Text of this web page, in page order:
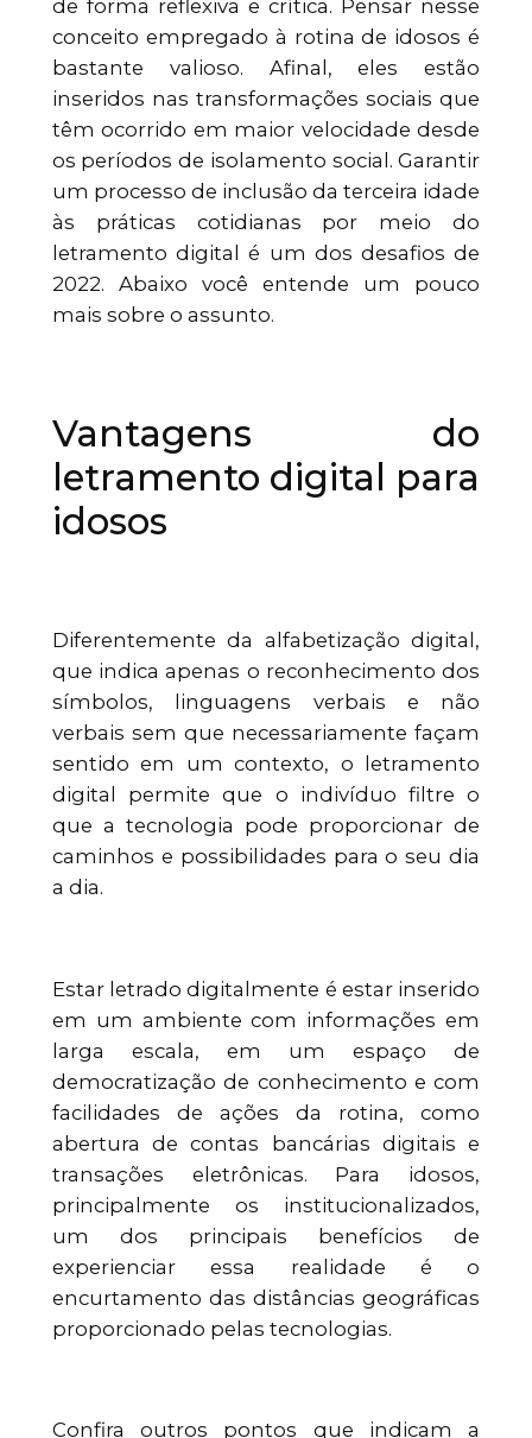
de forma reflexiva e crítica. Pensar nesse
conceito empregado à rotina de idosos é
bastante valioso. Afinal, eles estão
inseridos nas transformações sociais que
têm ocorrido em maior velocidade desde
os períodos de isolamento social. Garantir
um processo de inclusão da terceira idade
às práticas cotidianas por meio do
letramento digital é um dos desafios de
2022. Abaixo você entende um pouco
mais sobre o assunto.
Vantagens do
letramento digital para
idosos
Diferentemente da alfabetização digital,
que indica apenas o reconhecimento dos
símbolos, linguagens verbais e não
verbais sem que necessariamente façam
sentido em um contexto, o letramento
digital permite que o indivíduo filtre o
que a tecnologia pode proporcionar de
caminhos e possibilidades para o seu dia
a dia.
Estar letrado digitalmente é estar inserido
em um ambiente com informações em
larga escala, em um espaço de
democratização de conhecimento e com
facilidades de ações da rotina, como
abertura de contas bancárias digitais e
transações eletrônicas. Para idosos,
principalmente os institucionalizados,
um dos principais benefícios de
experienciar essa realidade é o
encurtamento das distâncias geográficas
proporcionado pelas tecnologias.
Confira outros pontos que indicam a